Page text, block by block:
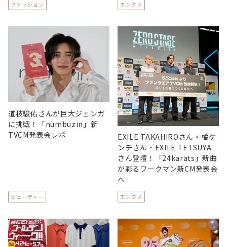
ファッション エンタメ
道枝駿佑さんが巨大ジェンガ
に挑戦！「numbuzin」新
TVCM発表会レポ
ビューティー
EXILE TAKAHIROさん・橘ケ
ンチさん・EXILE TETSUYA
さん登壇！「24karats」新曲
が彩るワークマン新CM発表会
へ
エンタメ